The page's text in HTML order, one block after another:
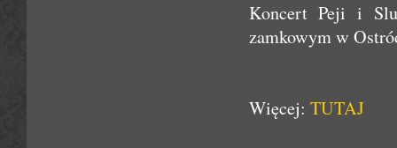
Koncert Peji i
zamkowym w
Więcej: TUTAJ